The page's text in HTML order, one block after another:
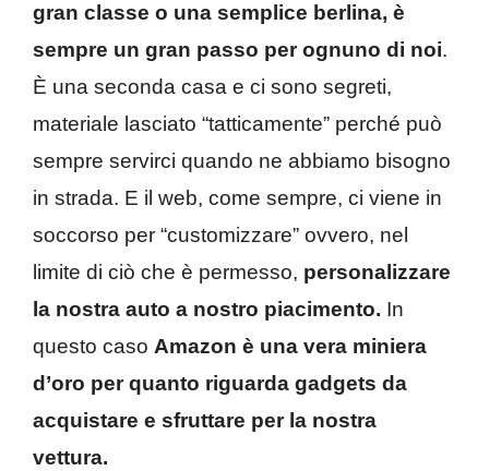
gran classe o una semplice berlina, è
sempre un gran passo per ognuno di noi.
È una seconda casa e ci sono segreti,
materiale lasciato “tatticamente” perché può
sempre servirci quando ne abbiamo bisogno
in strada. E il web, come sempre, ci viene in
soccorso per “customizzare” ovvero, nel
limite di ciò che è permesso, personalizzare
la nostra auto a nostro piacimento. In
questo caso Amazon è una vera miniera
d’oro per quanto riguarda gadgets da
acquistare e sfruttare per la nostra
vettura.